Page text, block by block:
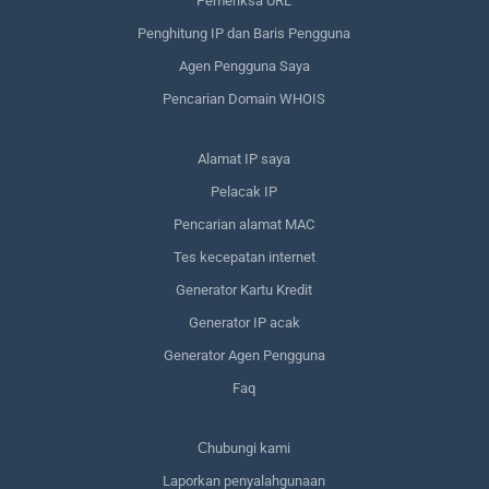
Penghitung IP dan Baris Pengguna
Agen Pengguna Saya
Pencarian Domain WHOIS
Alamat IP saya
Pelacak IP
Pencarian alamat MAC
Tes kecepatan internet
Generator Kartu Kredit
Generator IP acak
Generator Agen Pengguna
Faq
Сhubungi kami
Laporkan penyalahgunaan